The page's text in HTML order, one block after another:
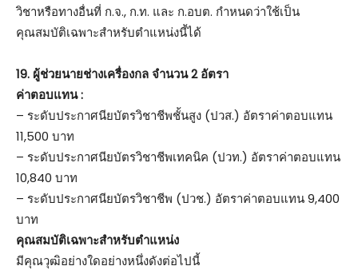
วิชาหรือทางอื่นที่ ก.จ., ก.ท. และ ก.อบต. กำหนดว่าใช้เป็น
คุณสมบัติเฉพาะสำหรับตำแหน่งนี้ได้
19. ผู้ช่วยนายช่างเครื่องกล จำนวน 2 อัตรา
ค่าตอบแทน :
– ระดับประกาศนียบัตรวิชาชีพชั้นสูง (ปวส.) อัตราค่าตอบแทน
11,500 บาท
– ระดับประกาศนียบัตรวิชาชีพเทคนิค (ปวท.) อัตราค่าตอบแทน
10,840 บาท
– ระดับประกาศนียบัตรวิชาชีพ (ปวช.) อัตราค่าตอบแทน 9,400
บาท
คุณสมบัติเฉพาะสำหรับตำแหน่ง
มีคุณวุฒิอย่างใดอย่างหนึ่งดังต่อไปนี้